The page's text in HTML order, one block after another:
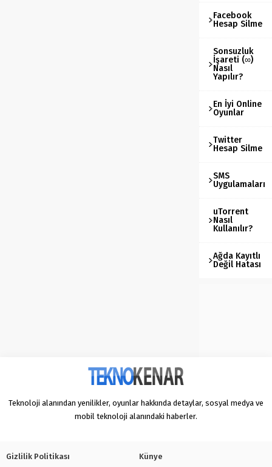
Facebook
Hesap Silme
Sonsuzluk
İşareti (∞)
Nasıl
Yapılır?
En İyi Online
Oyunlar
Twitter
Hesap Silme
SMS
Uygulamaları
uTorrent
Nasıl
Kullanılır?
Ağda Kayıtlı
Değil Hatası
Teknoloji alanından yenilikler, oyunlar hakkında detaylar, sosyal medya ve
mobil teknoloji alanındaki haberler.
Gizlilik Politikası Künye